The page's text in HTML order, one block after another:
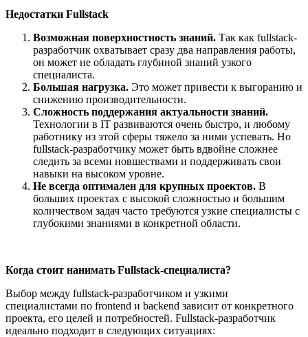
Недостатки Fullstack
Возможная поверхностность знаний. Так как fullstack-
разработчик охватывает сразу два направления работы,
он может не обладать глубиной знаний узкого
специалиста.
Большая нагрузка. Это может привести к выгоранию и
снижению производительности.
Сложность поддержания актуальности знаний.
Технологии в IT развиваются очень быстро, и любому
работнику из этой сферы тяжело за ними успевать. Но
fullstack-разработчику может быть вдвойне сложнее
следить за всеми новшествами и поддерживать свои
навыки на высоком уровне.
Не всегда оптимален для крупных проектов. В
больших проектах с высокой сложностью и большим
количеством задач часто требуются узкие специалисты с
глубокими знаниями в конкретной области.
Когда стоит нанимать Fullstack-специалиста?
Выбор между fullstack-разработчиком и узкими
специалистами по frontend и backend зависит от конкретного
проекта, его целей и потребностей. Fullstack-разработчик
идеально подходит в следующих ситуациях: